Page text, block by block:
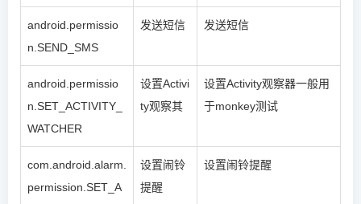
android.permissio
n.SEND_SMS
发送短信 发送短信
android.permissio
n.SET_ACTIVITY_
WATCHER
设置Activi
ty观察其
设置Activity观察器一般用
于monkey测试
com.android.alarm.
permission.SET_A
设置闹铃
提醒
设置闹铃提醒